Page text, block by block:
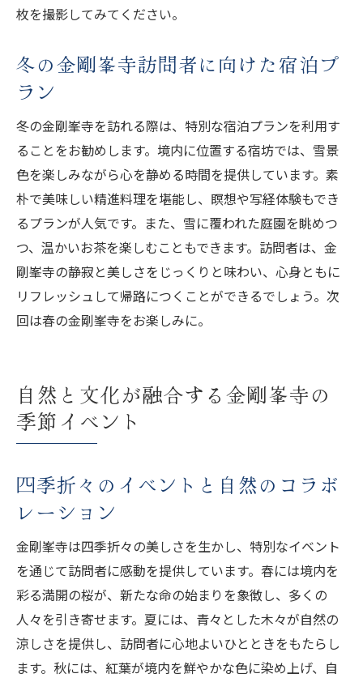
枚を撮影してみてください。
冬の金剛峯寺訪問者に向けた宿泊プ
ラン
冬の金剛峯寺を訪れる際は、特別な宿泊プランを利用す
ることをお勧めします。境内に位置する宿坊では、雪景
色を楽しみながら心を静める時間を提供しています。素
朴で美味しい精進料理を堪能し、瞑想や写経体験もでき
るプランが人気です。また、雪に覆われた庭園を眺めつ
つ、温かいお茶を楽しむこともできます。訪問者は、金
剛峯寺の静寂と美しさをじっくりと味わい、心身ともに
リフレッシュして帰路につくことができるでしょう。次
回は春の金剛峯寺をお楽しみに。
自然と文化が融合する金剛峯寺の
季節イベント
四季折々のイベントと自然のコラボ
レーション
金剛峯寺は四季折々の美しさを生かし、特別なイベント
を通じて訪問者に感動を提供しています。春には境内を
彩る満開の桜が、新たな命の始まりを象徴し、多くの
人々を引き寄せます。夏には、青々とした木々が自然の
涼しさを提供し、訪問者に心地よいひとときをもたらし
ます。秋には、紅葉が境内を鮮やかな色に染め上げ、自